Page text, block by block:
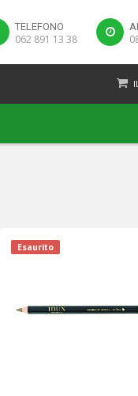
TELEFONO
062 891 13 38
Esaurito